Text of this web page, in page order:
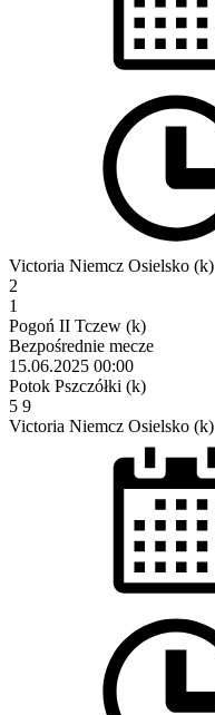
Victoria Niemcz Osielsko (k)
2
1
Pogoń II Tczew (k)
Bezpośrednie mecze
15.06.2025 00:00
Potok Pszczółki (k)
5 9
Victoria Niemcz Osielsko (k)